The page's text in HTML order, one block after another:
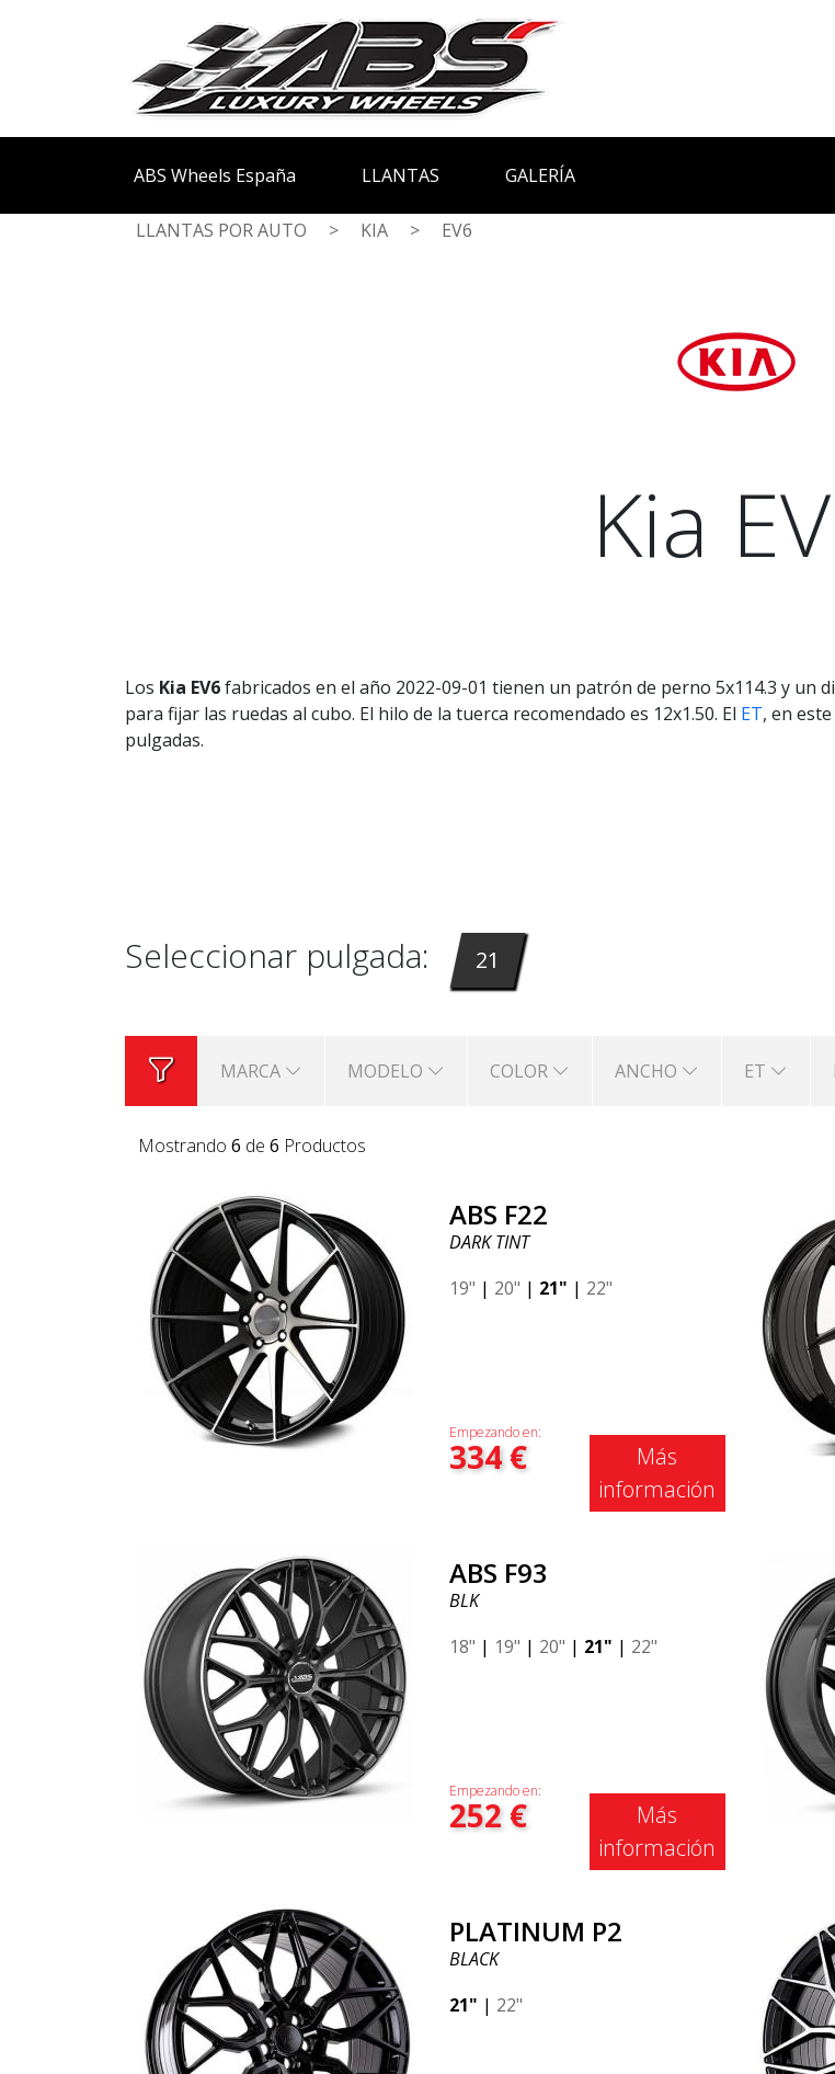
ABS Wheels España LLANTAS GALERÍA
LLANTAS POR AUTO > KIA > EV6
Kia
Los Kia EV6fabricados en el año 2022-09-01 tienen un patrón de perno 5x114.3 y un
para fijar las ruedas al cubo. El hilo de la tuerca recomendado es 12x1.50. El ET, en
pulgadas.
Seleccionar pulgada: 21
MARCA MODELO COLOR ANCHO ET
Mostrando 6 de 6 Productos
ABS F22
DARK TINT
19" | 20" | 21" | 22"
Empezando en:
334€
Más
información
ABS F93
BLK
18" | 19" | 20" | 21" | 22"
Empezando en:
252€
Más
información
PLATINUM P2
BLACK
21" | 22"